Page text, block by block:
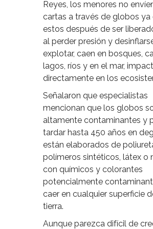
Reyes, los menores no
cartas a través de globos ya
estos después de ser
al perder presión y
explotar, caen en bosques,
lagos, ríos y en el mar,
directamente en los
Señalaron que especialistas
mencionan que los globos
altamente contaminantes y
tardar hasta 450 años en
están elaborados de
polímeros sintéticos, látex o
con químicos y colorantes
potencialmente
caer en cualquier superficie
tierra.
Aunque parezca difícil de